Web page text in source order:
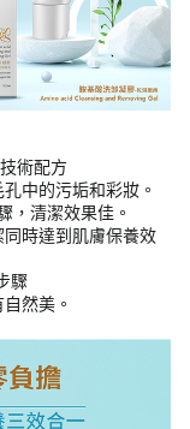
術配方
中的污垢和彩妝。
，清潔效果佳。
時達到肌膚保養效
驟
然美。